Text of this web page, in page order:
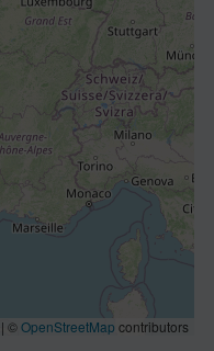
| ©OpenStreetMap contributors